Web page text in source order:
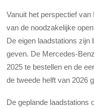
Vanuit het perspectief
van de noodzakelijke
De eigen laadstations zijn
geven. De Mercedes-
2025 te bestellen en de
de tweede helft van 2026
De geplande laadstations